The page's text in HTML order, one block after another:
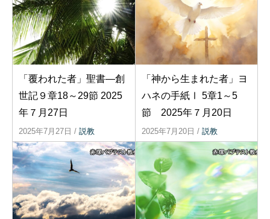
「覆われた者」聖書―創
世記９章18～29節 2025
年７月27日
2025年7月27日 / 説教
「神から生まれた者」ヨ
ハネの手紙Ⅰ 5章1～5
節 2025年７月20日
2025年7月20日 / 説教